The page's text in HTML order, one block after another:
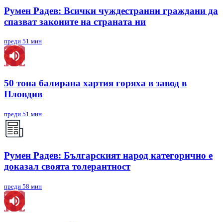
Румен Радев: Всички чуждестранни граждани да
спазват законите на страната ни
преди 51 мин
50 тона балирана хартия горяха в завод в
Пловдив
преди 51 мин
Румен Радев: Българският народ категорично е
доказал своята толерантност
преди 58 мин